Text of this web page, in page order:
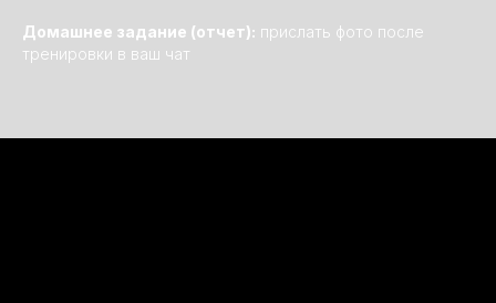
Домашнее задание (отчет): прислать фото после
тренировки в ваш чат